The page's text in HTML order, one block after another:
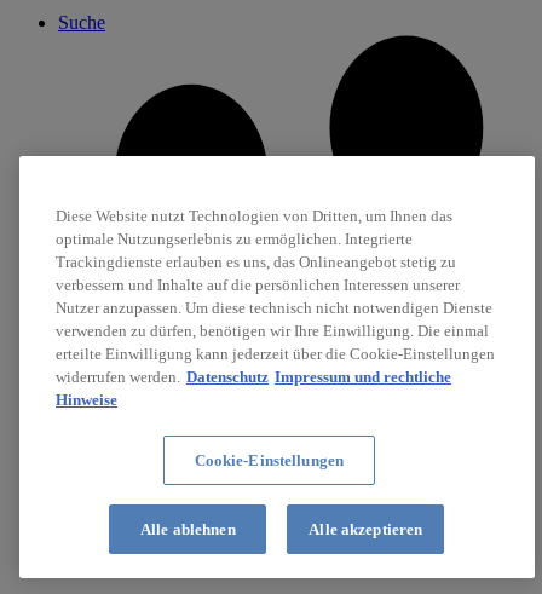
Suche
Diese Website nutzt Technologien von Dritten, um Ihnen das
optimale Nutzungserlebnis zu ermöglichen. Integrierte
Trackingdienste erlauben es uns, das Onlineangebot stetig zu
verbessern und Inhalte auf die persönlichen Interessen unserer
Nutzer anzupassen. Um diese technisch nicht notwendigen Dienste
verwenden zu dürfen, benötigen wir Ihre Einwilligung. Die einmal
erteilte Einwilligung kann jederzeit über die Cookie-Einstellungen
widerrufen werden. Datenschutz Impressum und rechtliche
Hinweise
Cookie-Einstellungen
Alle ablehnen Alle akzeptieren